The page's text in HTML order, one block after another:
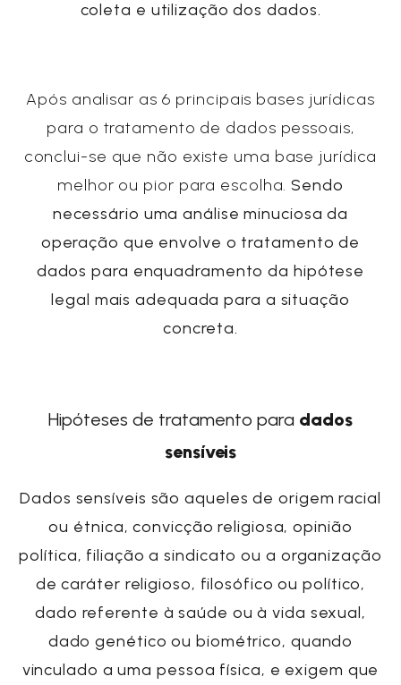
coleta e utilização dos dados.
Após analisar as 6 principais bases jurídicas
para o tratamento de dados pessoais,
conclui-se que não existe uma base jurídica
melhor ou pior para escolha.Sendo
necessário uma análise minuciosa da
operação que envolve o tratamento de
dados para enquadramento da hipótese
legal mais adequada para a situação
concreta.
Hipóteses de tratamento para dados
sensíveis
Dados sensíveis são aqueles de origem racial
ou étnica, convicção religiosa, opinião
política, filiação a sindicato ou a organização
de caráter religioso, filosófico ou político,
dado referente à saúde ou à vida sexual,
dado genético ou biométrico, quando
vinculado a uma pessoa física, e exigem que